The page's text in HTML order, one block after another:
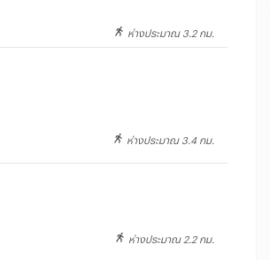
ห่างประมาณ 3.2 กม.
ห่างประมาณ 3.4 กม.
ห่างประมาณ 2.2 กม.